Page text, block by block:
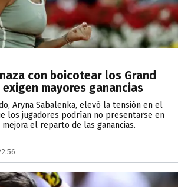
con boicotear los Grand
mayores ganancias
Aryna Sabalenka, elevó la tensión en el
los jugadores podrían no presentarse en
mejora el reparto de las ganancias.